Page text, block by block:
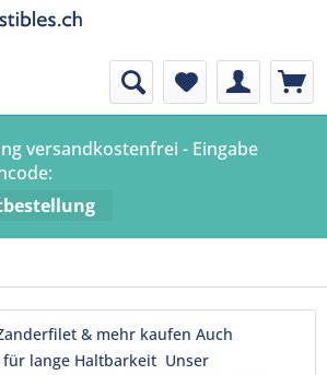
versandkostenfrei - Eingabe
& mehr kaufen Auch
lange Haltbarkeit Unser